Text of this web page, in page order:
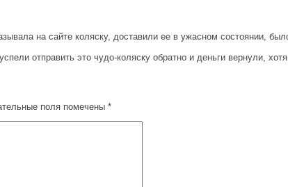
на сайте коляску, доставили ее в ужасном состоянии,
отправить это чудо-коляску обратно и деньги вернули,
поля помечены *